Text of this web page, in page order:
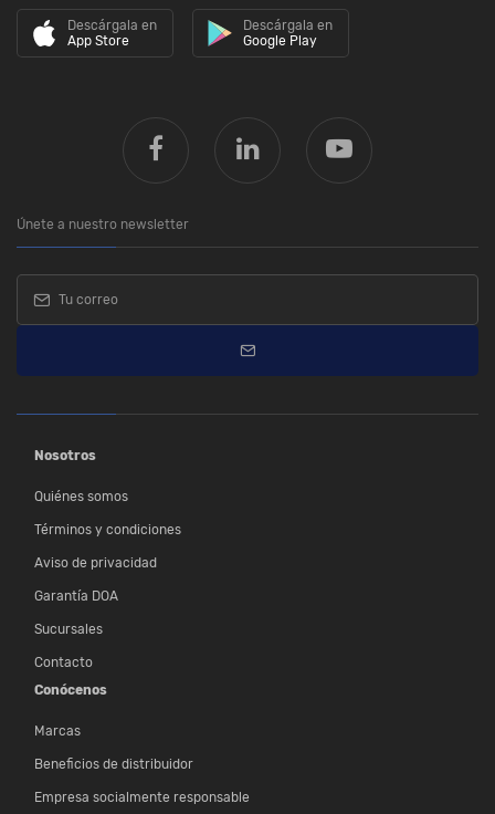
Descárgala en
App Store
Descárgala en
Google Play
Únete a nuestro newsletter
Nosotros
Quiénes somos
Términos y condiciones
Aviso de privacidad
Garantía DOA
Sucursales
Contacto
Conócenos
Marcas
Beneficios de distribuidor
Empresa socialmente responsable